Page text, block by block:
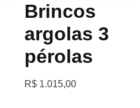
Brincos
argolas 3
pérolas
R$ 1.015,00